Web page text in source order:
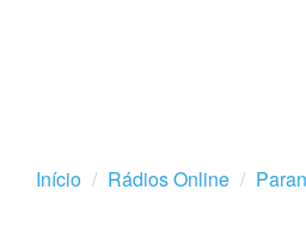
Início Rádios Online